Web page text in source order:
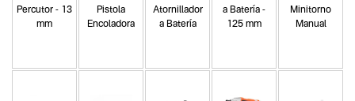
Percutor - 13
mm
Pistola
Encoladora
Atornillador
a Batería
a Batería -
125 mm
Minitorno
Manual